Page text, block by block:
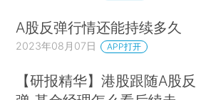
A股反弹行情还能持续多久
2023年08月07日 APP打开
【研报精华】港股跟随A股反